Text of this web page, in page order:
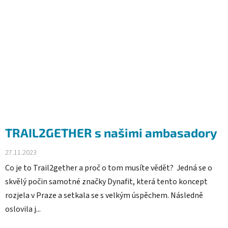
TRAIL2GETHER s našimi ambasadory
27.11.2023
Co je to Trail2gether a proč o tom musíte vědět? Jedná se o
skvělý počin samotné značky Dynafit, která tento koncept
rozjela v Praze a setkala se s velkým úspěchem. Následně
oslovila j...